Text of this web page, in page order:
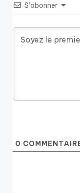
S’abonner
0